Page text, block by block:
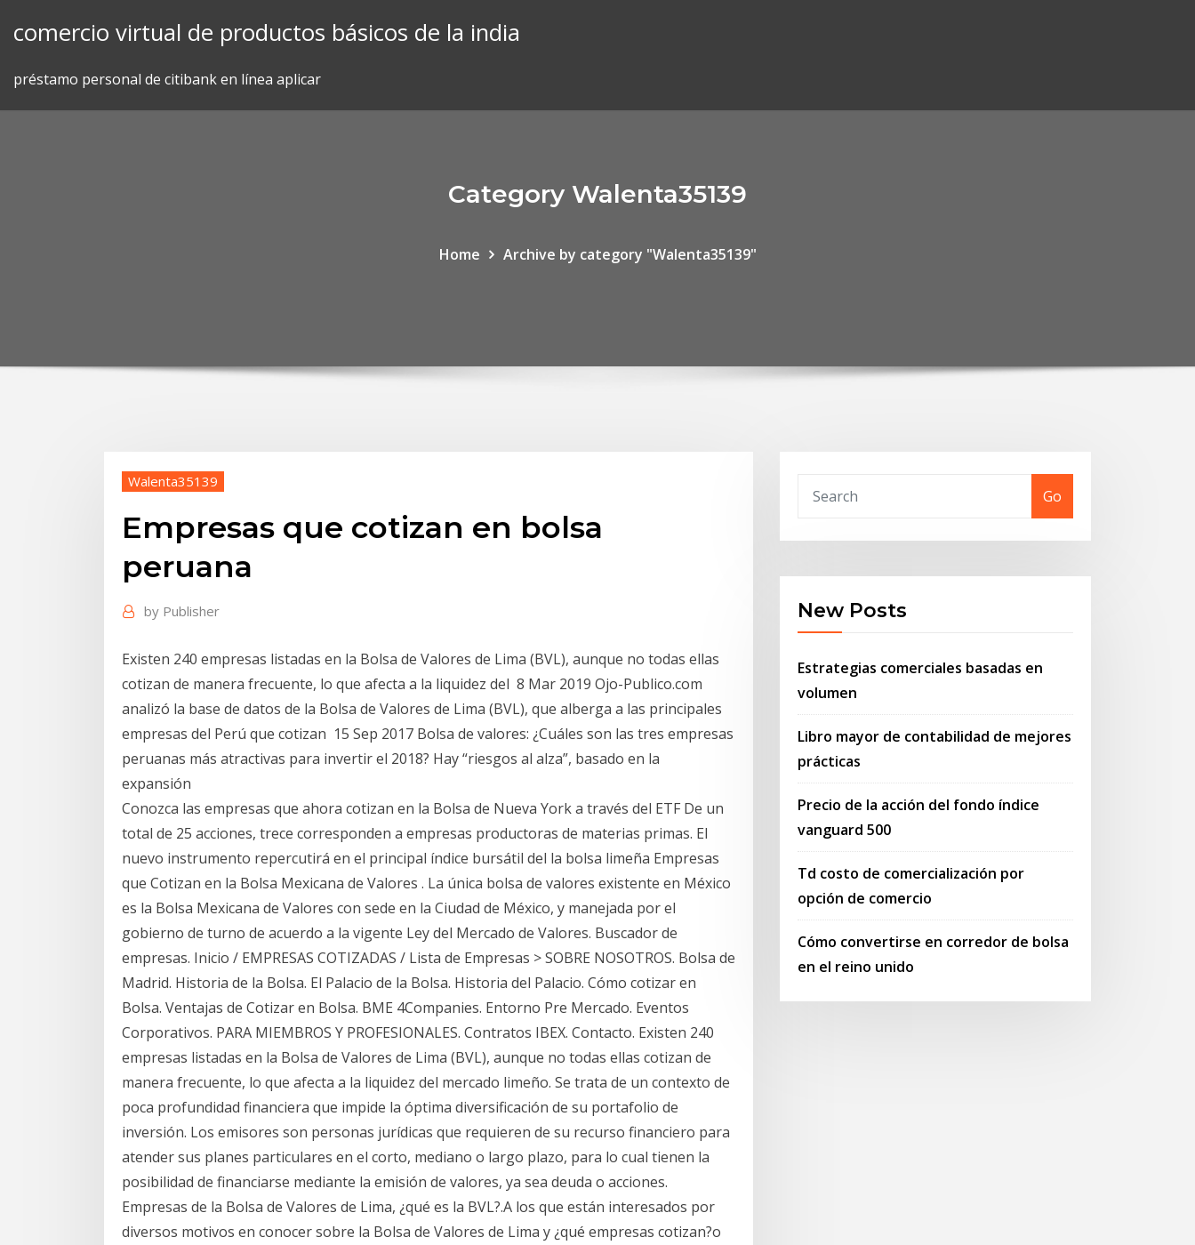
comercio virtual de productos básicos de la india
préstamo personal de citibank en línea aplicar
Category Walenta35139
Home Archive by category "Walenta35139"
Walenta35139
Empresas que cotizan en bolsa
peruana
by Publisher
Existen 240 empresas listadas en la Bolsa de Valores de Lima (BVL), aunque no todas ellas
cotizan de manera frecuente, lo que afecta a la liquidez del 8 Mar 2019 Ojo-Publico.com
analizó la base de datos de la Bolsa de Valores de Lima (BVL), que alberga a las principales
empresas del Perú que cotizan 15 Sep 2017 Bolsa de valores: ¿Cuáles son las tres empresas
peruanas más atractivas para invertir el 2018? Hay “riesgos al alza”, basado en la
expansión
Conozca las empresas que ahora cotizan en la Bolsa de Nueva York a través del ETF De un
total de 25 acciones, trece corresponden a empresas productoras de materias primas. El
nuevo instrumento repercutirá en el principal índice bursátil del la bolsa limeña Empresas
que Cotizan en la Bolsa Mexicana de Valores . La única bolsa de valores existente en México
es la Bolsa Mexicana de Valores con sede en la Ciudad de México, y manejada por el
gobierno de turno de acuerdo a la vigente Ley del Mercado de Valores. Buscador de
empresas. Inicio / EMPRESAS COTIZADAS / Lista de Empresas > SOBRE NOSOTROS. Bolsa de
Madrid. Historia de la Bolsa. El Palacio de la Bolsa. Historia del Palacio. Cómo cotizar en
Bolsa. Ventajas de Cotizar en Bolsa. BME 4Companies. Entorno Pre Mercado. Eventos
Corporativos. PARA MIEMBROS Y PROFESIONALES. Contratos IBEX. Contacto. Existen 240
empresas listadas en la Bolsa de Valores de Lima (BVL), aunque no todas ellas cotizan de
manera frecuente, lo que afecta a la liquidez del mercado limeño. Se trata de un contexto de
poca profundidad financiera que impide la óptima diversificación de su portafolio de
inversión. Los emisores son personas jurí­dicas que requieren de su recurso financiero para
atender sus planes particulares en el corto, mediano o largo plazo, para lo cual tienen la
posibilidad de financiarse mediante la emisión de valores, ya sea deuda o acciones.
Empresas de la Bolsa de Valores de Lima, ¿qué es la BVL?.A los que están interesados por
diversos motivos en conocer sobre la Bolsa de Valores de Lima y ¿qué empresas cotizan?o
Go
New Posts
Estrategias comerciales basadas en
volumen
Libro mayor de contabilidad de mejores
prácticas
Precio de la acción del fondo índice
vanguard 500
Td costo de comercialización por
opción de comercio
Cómo convertirse en corredor de bolsa
en el reino unido